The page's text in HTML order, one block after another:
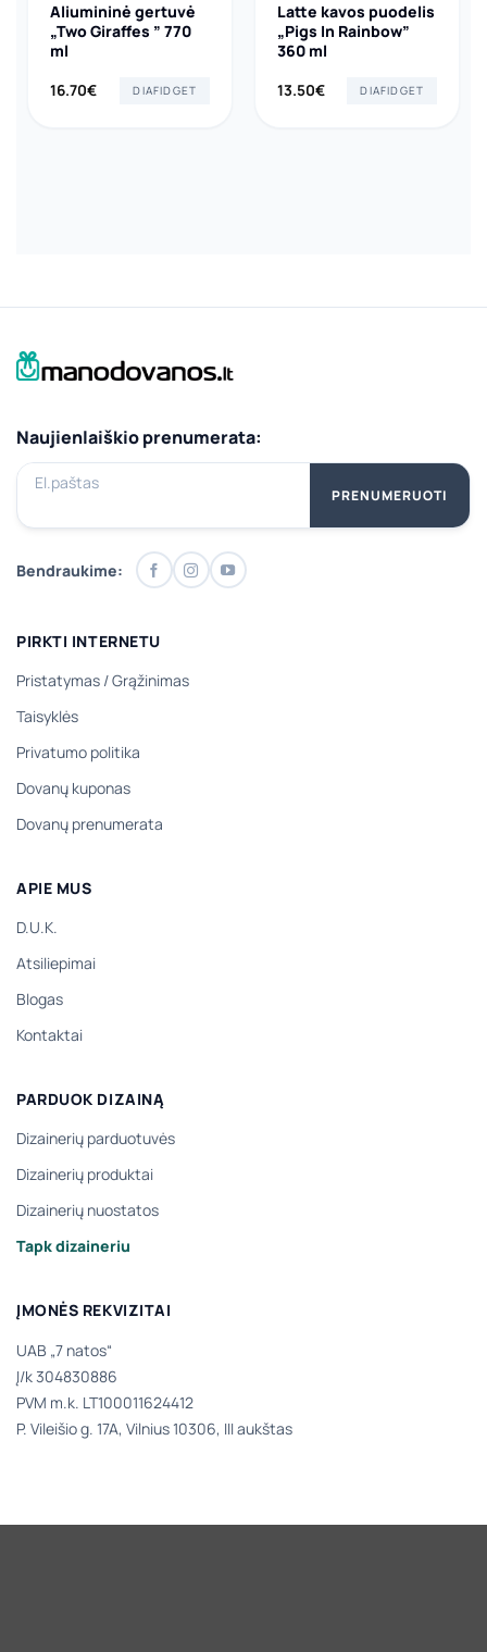
Aliumininė gertuvė
„Two Giraffes ” 770
ml
16.70€ DIAFIDGET
Latte kavos puodelis
„Pigs In Rainbow”
360 ml
13.50€ DIAFIDGET
Naujienlaiškio prenumerata:
El.paštas
PRENUMERUOTI
Bendraukime:
PIRKTI INTERNETU
Pristatymas /Grąžinimas
Taisyklės
Privatumo politika
Dovanų kuponas
Dovanų prenumerata
APIE MUS
D.U.K.
Atsiliepimai
Blogas
Kontaktai
PARDUOK DIZAINĄ
Dizainerių parduotuvės
Dizainerių produktai
Dizainerių nuostatos
Tapk dizaineriu
ĮMONĖS REKVIZITAI
UAB „7 natos“
Į/k 304830886
PVM m.k. LT100011624412
P. Vileišio g. 17A, Vilnius 10306, III aukštas